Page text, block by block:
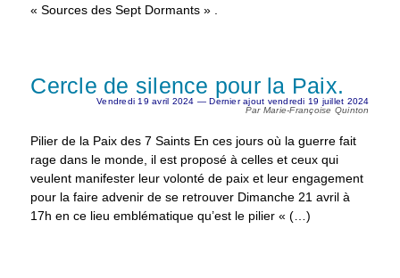
« Sources des Sept Dormants » .
Cercle de silence pour la Paix.
Vendredi 19 avril 2024 — Dernier ajout vendredi 19 juillet 2024
Par Marie-Françoise Quinton
Pilier de la Paix des 7 Saints En ces jours où la guerre fait
rage dans le monde, il est proposé à celles et ceux qui
veulent manifester leur volonté de paix et leur engagement
pour la faire advenir de se retrouver Dimanche 21 avril à
17h en ce lieu emblématique qu’est le pilier « (…)